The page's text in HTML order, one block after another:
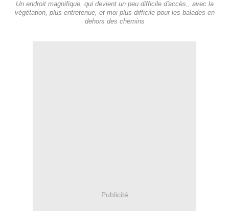
Un endroit magnifique, qui devient un peu difficile d'accès,, avec la
végétation, plus entretenue, et moi plus difficile pour les balades en
dehors des chemins
Publicité